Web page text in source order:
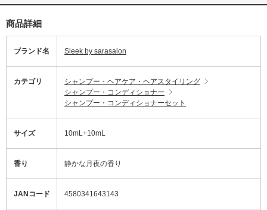
商品詳細
ブランド名 Sleek by sarasalon
カテゴリ
シャンプー・ヘアケア・ヘアスタイリング
シャンプー・コンディショナー
シャンプー・コンディショナーセット
サイズ 10mL+10mL
香り 静かな月夜の香り
JANコード 4580341643143